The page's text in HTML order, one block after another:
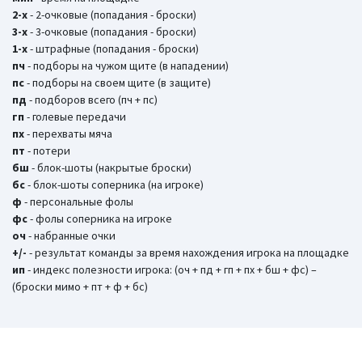
2-х- 2-очковые (попадания - броски)
3-х- 3-очковые (попадания - броски)
1-х- штрафные (попадания - броски)
пч - подборы на чужом щите (в нападении)
пс- подборы на своем щите (в защите)
пд - подборов всего (пч + пс)
гп - голевые передачи
пх- перехваты мяча
пт - потери
бш - блок-шоты (накрытые броски)
бc- блок-шоты соперника (на игроке)
ф - персональные фолы
фс- фолы соперника на игроке
оч - набранные очки
+/- - результат команды за время нахождения игрока на площадке
ип - индекс полезности игрока: (оч + пд + гп + пх + бш + фс) –
(броски мимо + пт + ф + бс)